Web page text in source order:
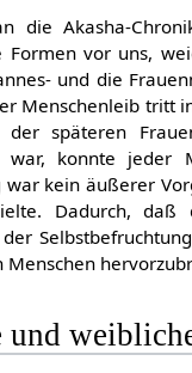
die Akasha-
Formen vor uns,
und die
Menschenleib tritt
späteren
war, konnte jeder
war kein äußerer
Dadurch,
Menschen
und